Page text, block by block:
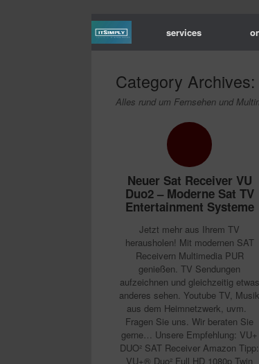
services
Category Archives:
Alles rund um Fernsehen und
Neuer Sat Receiver VU
Duo2 – Moderne Sat TV
Entertainment Systeme
Jetzt mehr aus Ihrem TV
herausholen! Mit modernen SAT
Receivern Multimedia PUR
genießen. TV Sendungen
aufzeichnen und gleichzeitig etwas
anderes sehen. Youtube TV, Musik
aus dem Heimnetzwerk, uvm.
Fragen Sie uns. Wir beraten Sie
gerne… Unsere Empfehlung: VU+
DUO² SAT Receiver Amazon Tipp:
VU+® Duo² Full HD 1080p Twin